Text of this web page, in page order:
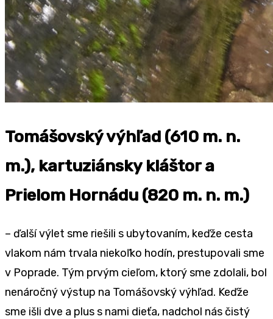
Tomášovský výhľad (610 m. n.
m.), kartuziánsky kláštor a
Prielom Hornádu (820 m. n. m.)
– ďalší výlet sme riešili s ubytovaním, keďže cesta
vlakom nám trvala niekoľko hodín, prestupovali sme
v Poprade. Tým prvým cieľom, ktorý sme zdolali, bol
nenáročný výstup na Tomášovský výhľad. Keďže
sme išli dve a plus s nami dieťa, nadchol nás čistý